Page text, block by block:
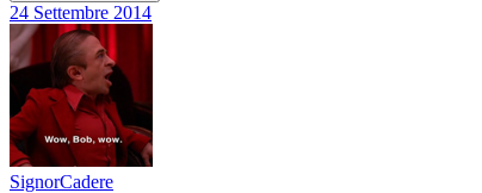
24 Settembre 2014
SignorCadere